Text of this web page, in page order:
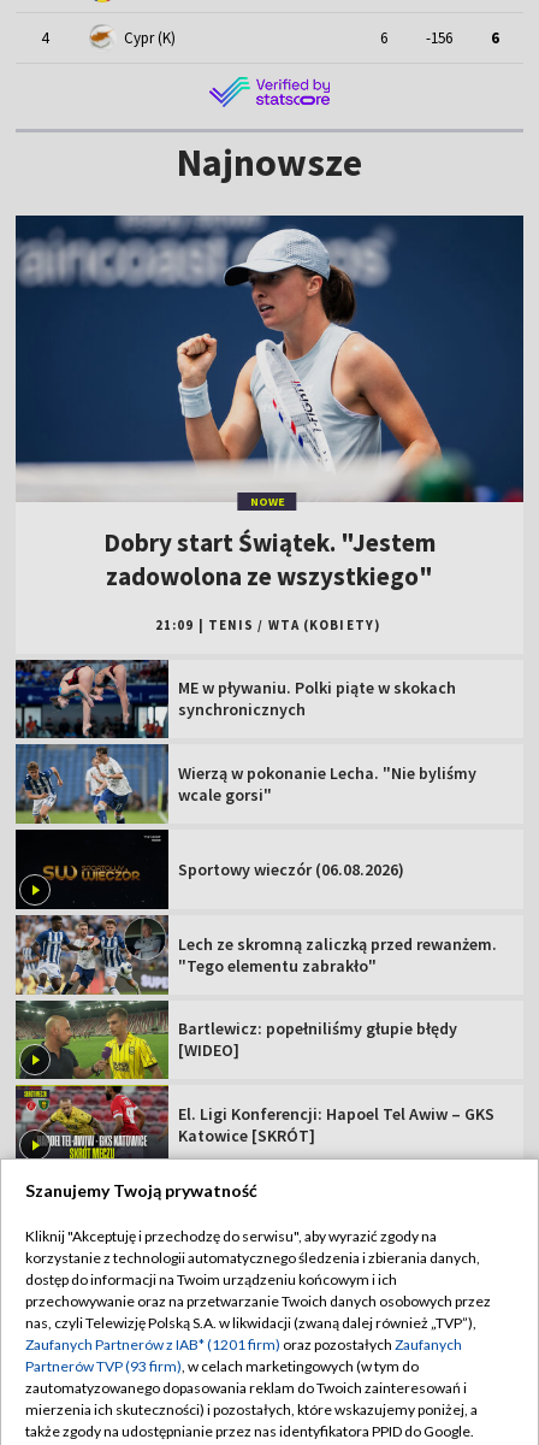
4 Cypr (K) 6 -156 6
Najnowsze
NOWE
Dobry start Świątek. "Jestem
zadowolona ze wszystkiego"
21:09 | TENIS / WTA (KOBIETY)
ME w pływaniu. Polki piąte w skokach
synchronicznych
Wierzą w pokonanie Lecha. "Nie byliśmy
wcale gorsi"
Sportowy wieczór (06.08.2026)
Lech ze skromną zaliczką przed rewanżem.
"Tego elementu zabrakło"
Bartlewicz: popełniliśmy głupie błędy
[WIDEO]
El. Ligi Konferencji: Hapoel Tel Awiw – GKS
Katowice [SKRÓT]
TVP
Abonament TVP
Sklep TVP
Biuro Reklamy
Oferta Handlowa
Regulamin TVP
Polityka prywatności
Moje zgody
Biuro reklamy
Szanujemy Twoją prywatność
Kliknij "Akceptuję i przechodzę do serwisu", aby wyrazić zgody na
korzystanie z technologii automatycznego śledzenia i zbierania danych,
dostęp do informacji na Twoim urządzeniu końcowym i ich
przechowywanie oraz na przetwarzanie Twoich danych osobowych przez
nas, czyli Telewizję Polską S.A. w likwidacji (zwaną dalej również „TVP”),
Zaufanych Partnerów z IAB* (1201 firm) oraz pozostałych Zaufanych
Partnerów TVP (93 firm), w celach marketingowych (w tym do
zautomatyzowanego dopasowania reklam do Twoich zainteresowań i
mierzenia ich skuteczności) i pozostałych, które wskazujemy poniżej, a
także zgody na udostępnianie przez nas identyfikatora PPID do Google.